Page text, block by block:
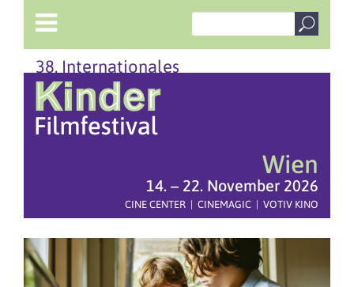
38. Internationales
Wien
14. – 22. November 2026
CINE CENTER | CINEMAGIC | VOTIV KINO